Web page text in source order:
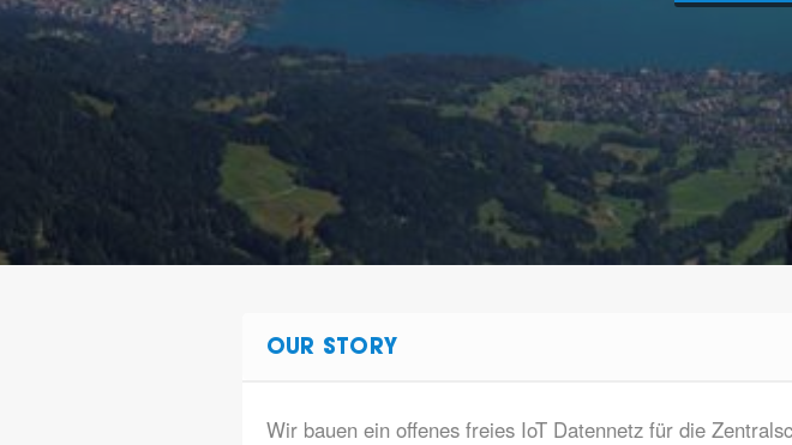
OUR STORY
Wir bauen ein offenes freies IoT Datennetz für die